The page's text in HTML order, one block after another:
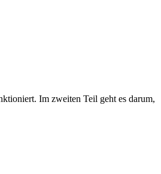
Im zweiten Teil geht es darum,